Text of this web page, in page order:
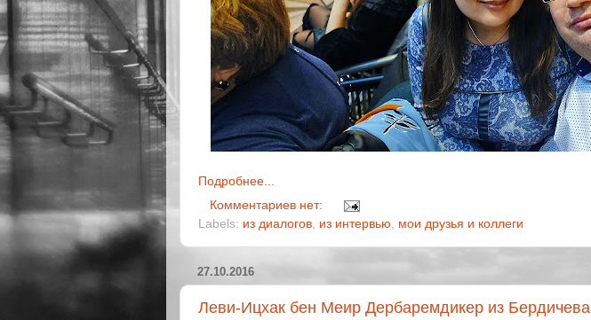
Подробнее...
Комментариев нет:
Labels: из диалогов, из интервью, мои друзья и коллеги
27.10.2016
Леви-Ицхак бен Меир Дербаремдикер из Бердичева